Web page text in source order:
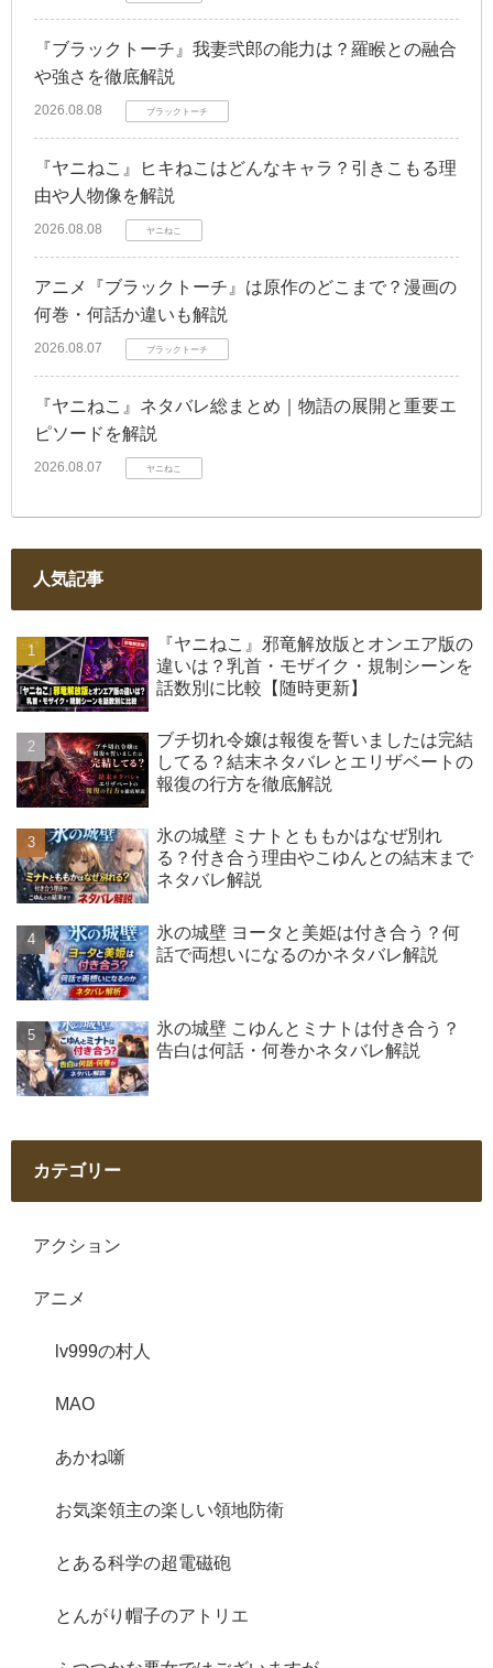
『ブラックトーチ』我妻弐郎の能力は？羅睺との融合
や強さを徹底解説
2026.08.08 ブラックトーチ
『ヤニねこ』ヒキねこはどんなキャラ？引きこもる理
由や人物像を解説
2026.08.08 ヤニねこ
アニメ『ブラックトーチ』は原作のどこまで？漫画の
何巻・何話か違いも解説
2026.08.07 ブラックトーチ
『ヤニねこ』ネタバレ総まとめ｜物語の展開と重要エ
ピソードを解説
2026.08.07 ヤニねこ
人気記事
『ヤニねこ』邪竜解放版とオンエア版の
違いは？乳首・モザイク・規制シーンを
話数別に比較【随時更新】
ブチ切れ令嬢は報復を誓いましたは完結
してる？結末ネタバレとエリザベートの
報復の行方を徹底解説
氷の城壁 ミナトとももかはなぜ別れ
る？付き合う理由やこゆんとの結末まで
ネタバレ解説
氷の城壁 ヨータと美姫は付き合う？何
話で両想いになるのかネタバレ解説
氷の城壁 こゆんとミナトは付き合う？
告白は何話・何巻かネタバレ解説
カテゴリー
アクション
アニメ
lv999の村人
MAO
あかね噺
お気楽領主の楽しい領地防衛
とある科学の超電磁砲
とんがり帽子のアトリエ